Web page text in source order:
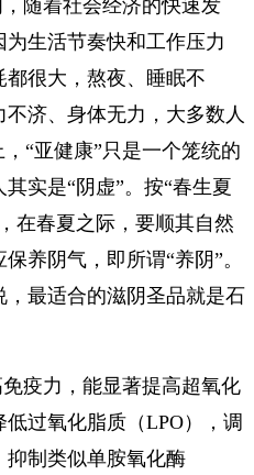
随着社会经济的快速发
生活节奏快和工作压力
很大，熬夜、睡眠不
济、身体无力，大多数人
“亚健康”只是一个笼统的
实是“阴虚”。按“春生夏
在春夏之际，要顺其自然
养阴气，即所谓“养阴”。
最适合的滋阴圣品就是石
疫力，能显著提高超氧化
过氧化脂质（LPO），调
制类似单胺氧化酶